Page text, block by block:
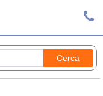
Cerca